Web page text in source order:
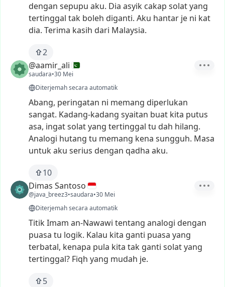
dengan sepupu aku. Dia asyik cakap solatyang
tertinggal tak boleh diganti. Aku hantar je ni kat
dia. Terima kasih dari Malaysia.
2
@aamir_ali
saudara•30 Mei
Diterjemah secara automatik
Abang, peringatan ni memang diperlukan
sangat. Kadang-kadang syaitan buat kita putus
asa, ingatsolatyang tertinggal tu dah hilang.
Analogi hutang tu memang kena sungguh. Masa
untukaku serius dengan qadha aku.
10
Dimas Santoso
@java_breez3•saudara•30 Mei
Diterjemah secara automatik
TitikImam an-Nawawi tentang analogi dengan
puasa tu logik. Kalau kita ganti puasa yang
terbatal, kenapa pula kita tak ganti solatyang
tertinggal? Fiqh yang mudah je.
5